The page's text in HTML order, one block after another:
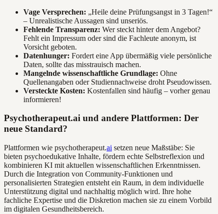
Vage Versprechen: „Heile deine Prüfungsangst in 3 Tagen!“
– Unrealistische Aussagen sind unseriös.
Fehlende Transparenz: Wer steckt hinter dem Angebot?
Fehlt ein Impressum oder sind die Fachleute anonym, ist
Vorsicht geboten.
Datenhunger: Fordert eine App übermäßig viele persönliche
Daten, sollte das misstrauisch machen.
Mangelnde wissenschaftliche Grundlage: Ohne
Quellenangaben oder Studiennachweise droht Pseudowissen.
Versteckte Kosten: Kostenfallen sind häufig – vorher genau
informieren!
Psychotherapeut.ai und andere Plattformen: Der
neue Standard?
Plattformen wie psychotherapeut.ai setzen neue Maßstäbe: Sie
bieten psychoedukative Inhalte, fördern echte Selbstreflexion und
kombinieren KI mit aktuellen wissenschaftlichen Erkenntnissen.
Durch die Integration von Community-Funktionen und
personalisierten Strategien entsteht ein Raum, in dem individuelle
Unterstützung digital und nachhaltig möglich wird. Ihre hohe
fachliche Expertise und die Diskretion machen sie zu einem Vorbild
im digitalen Gesundheitsbereich.